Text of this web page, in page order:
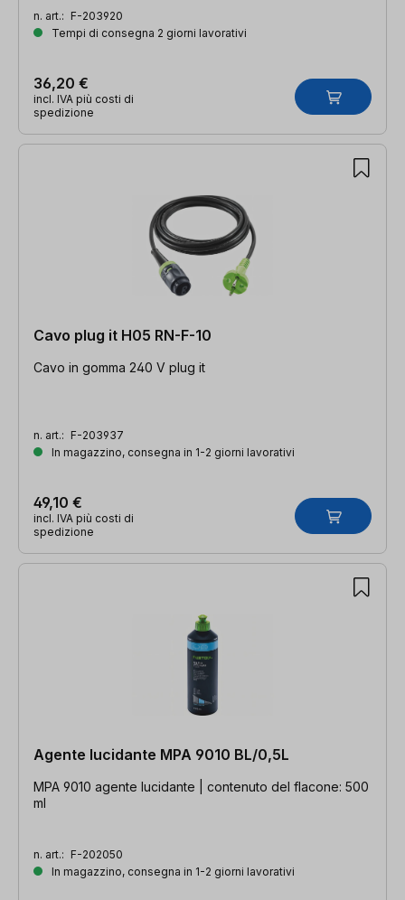
n. art.: F-203920
Tempi di consegna 2 giorni lavorativi
36,20 €
incl. IVA più costi di
spedizione
Cavo plug it H05 RN-F-10
Cavo in gomma 240 V plug it
n. art.: F-203937
In magazzino, consegna in 1-2 giorni lavorativi
49,10 €
incl. IVA più costi di
spedizione
Agente lucidante MPA 9010 BL/0,5L
MPA 9010 agente lucidante | contenuto del flacone: 500
ml
n. art.: F-202050
In magazzino, consegna in 1-2 giorni lavorativi